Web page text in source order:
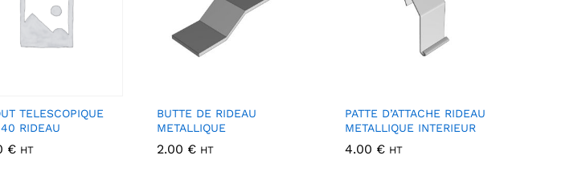
TELESCOPIQUE
RIDEAU
€ HT
BUTTE DE RIDEAU
METALLIQUE
2.00 € HT
PATTE D’ATTACHE RIDEAU
METALLIQUE INTERIEUR
4.00 € HT